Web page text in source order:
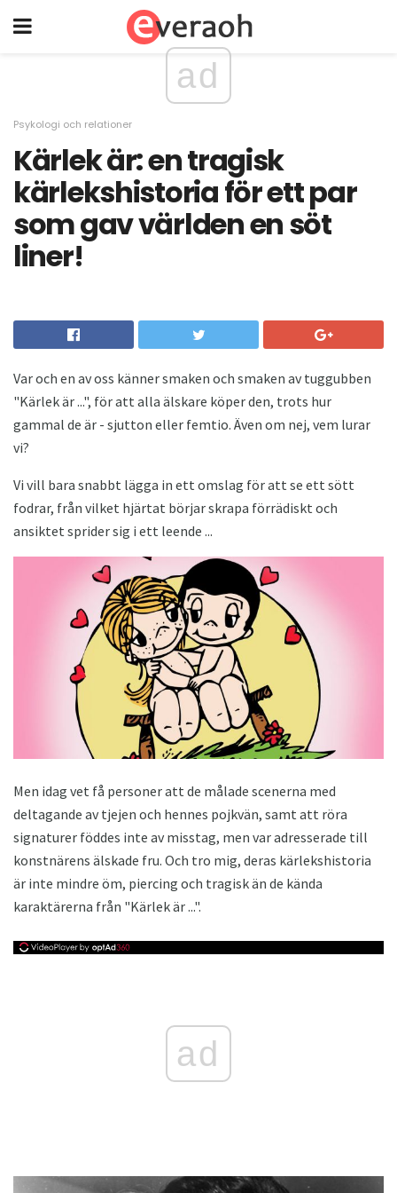
ad
Psykologi och relationer
Kärlek är: en tragisk
kärlekshistoria för ett par
som gav världen en söt
liner!
Var och en av oss känner smaken och smaken av tuggubben
"Kärlek är ...", för att alla älskare köper den, trots hur
gammal de är - sjutton eller femtio. Även om nej, vem lurar
vi?
Vi vill bara snabbt lägga in ett omslag för att se ett sött
fodrar, från vilket hjärtat börjar skrapa förrädiskt och
ansiktet sprider sig i ett leende ...
Men idag vet få personer att de målade scenerna med
deltagande av tjejen och hennes pojkvän, samt att röra
signaturer föddes inte av misstag, men var adresserade till
konstnärens älskade fru. Och tro mig, deras kärlekshistoria
är inte mindre öm, piercing och tragisk än de kända
karaktärerna från "Kärlek är ...".
ad